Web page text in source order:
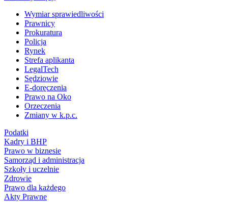
Wymiar sprawiedliwości
Prawnicy
Prokuratura
Policja
Rynek
Strefa aplikanta
LegalTech
Sędziowie
E-doręczenia
Prawo na Oko
Orzeczenia
Zmiany w k.p.c.
Podatki
Kadry i BHP
Prawo w biznesie
Samorząd i administracja
Szkoły i uczelnie
Zdrowie
Prawo dla każdego
Akty Prawne